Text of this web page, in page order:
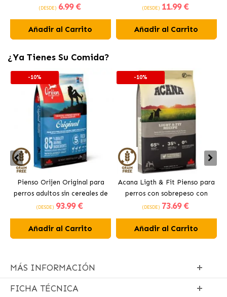
(DESDE) 6.99 €
Añadir al Carrito
(DESDE) 11.99 €
Añadir al Carrito
¿Ya Tienes Su Comida?
-10%
Pienso Orijen Original para
perros adultos sin cereales de
pollo
(DESDE) 93.99 €
Añadir al Carrito
-10%
Acana Ligth & Fit Pienso para
perros con sobrepeso con
pollo fresco
(DESDE) 73.69 €
Añadir al Carrito
MÁS INFORMACIÓN
FICHA TÉCNICA